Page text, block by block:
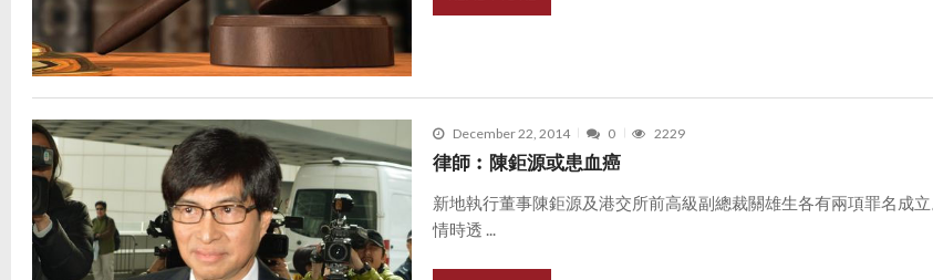
December 22, 2014 0 2229
律師︰陳鉅源或患血癌
新地執行董事陳鉅源及港交所前高級副總裁關雄生各有兩項罪名成
情時透 ...